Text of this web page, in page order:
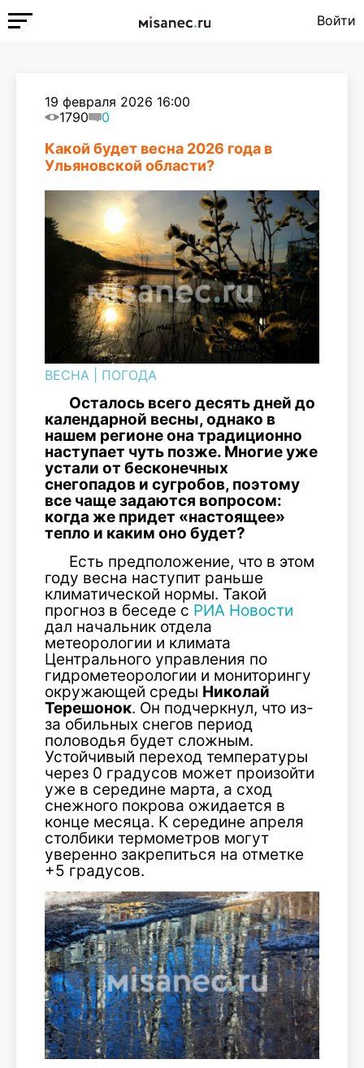
Войти
19 февраля 2026 16:00
1790
0
Какой будет весна 2026 года в
Ульяновской области?
ВЕСНА ПОГОДА
Осталось всего десять дней до
календарной весны, однако в
нашем регионе она традиционно
наступает чуть позже. Многие уже
устали от бесконечных
снегопадов и сугробов, поэтому
все чаще задаются вопросом:
когда же придет «настоящее»
тепло и каким оно будет?
Есть предположение, что в этом
году весна наступит раньше
климатической нормы. Такой
прогноз в беседе с РИА Новости
дал начальник отдела
метеорологии и климата
Центрального управления по
гидрометеорологии и мониторингу
окружающей среды Николай
Терешонок. Он подчеркнул, что из-
за обильных снегов период
половодья будет сложным.
Устойчивый переход температуры
через 0 градусов может произойти
уже в середине марта, а сход
снежного покрова ожидается в
конце месяца. К середине апреля
столбики термометров могут
уверенно закрепиться на отметке
+5 градусов.